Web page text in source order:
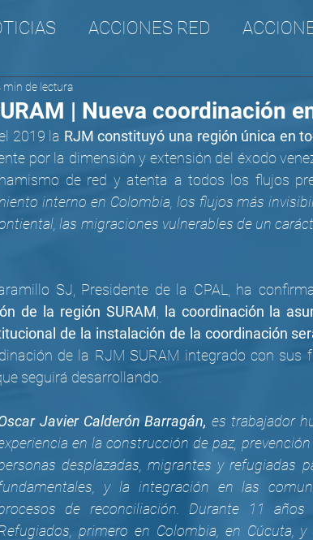
ACCIONES RED
| Nueva coordinación
min de lectura
2019 la RJM constituyó una región única en
por la dimensión y extensión del éxodo
de red y atenta a todos los flujos
interno en Colombia, los flujos más
las migraciones vulnerables de un
de la región SURAM
la coordinación la
de la instalación de la coordinación
de la RJM SURAM integrado con sus
seguirá desarrollando.
Javier Calderón Barragán, es trabajador
en la construcción de paz,
desplazadas, migrantes y refugiadas​
y la integración en las
de reconciliación. Durante 11
primero en Colombia, en Cúcuta,